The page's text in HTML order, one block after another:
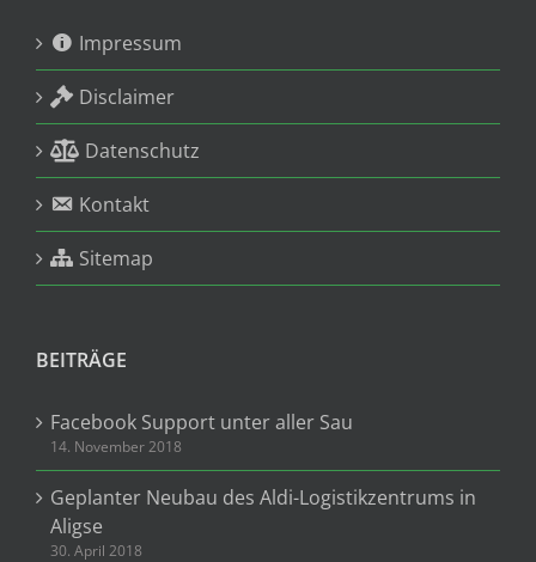
Impressum
Disclaimer
Datenschutz
Kontakt
Sitemap
BEITRÄGE
Facebook Support unter aller Sau
14. November 2018
Geplanter Neubau des Aldi-Logistikzentrums in
Aligse
30. April 2018